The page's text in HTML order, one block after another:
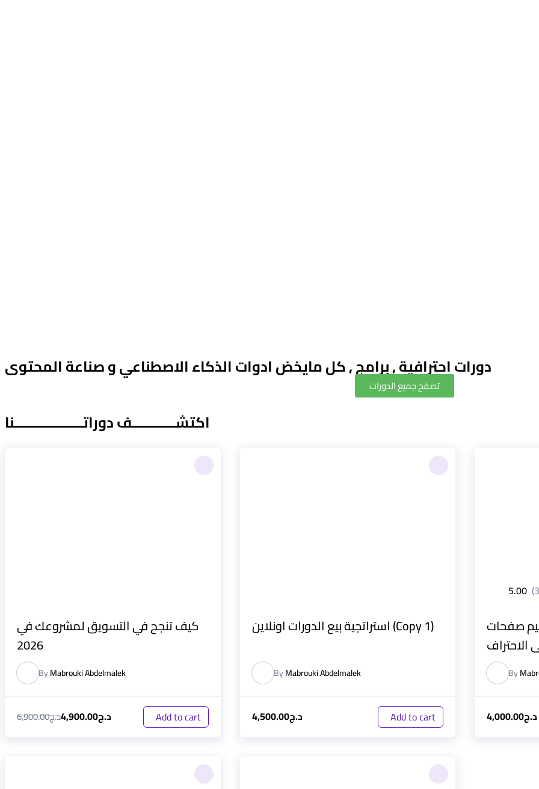
دورات احترافية , برامج , كل مايخض ادوات الذكاء الاصطناعي و صناعة المحتوى
تصفح جميع الدورات
اكتشــــــــــــف دوراتـــــــــــــــــــنا
كيف تنجح في التسويق لمشروعك في
2026
ByMabrouki Abdelmalek
د.ج6,900.00 د.ج4,900.00 Add to cart
استراتجية بيع الدورات اونلاين (Copy 1)
ByMabrouki Abdelmalek
د.ج4,500.00 Add to cart
5.00
صفحات
الاحتراف
By
د.ج4,000.00